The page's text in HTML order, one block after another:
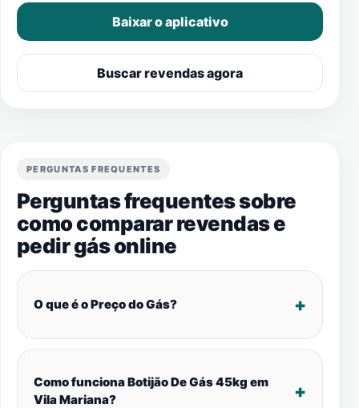
Baixar o aplicativo
Buscar revendas agora
PERGUNTAS FREQUENTES
Perguntas frequentes sobre
como comparar revendas e
pedir gás online
O que é o Preço do Gás?
Como funciona Botijão De Gás 45kg em
Vila Mariana?